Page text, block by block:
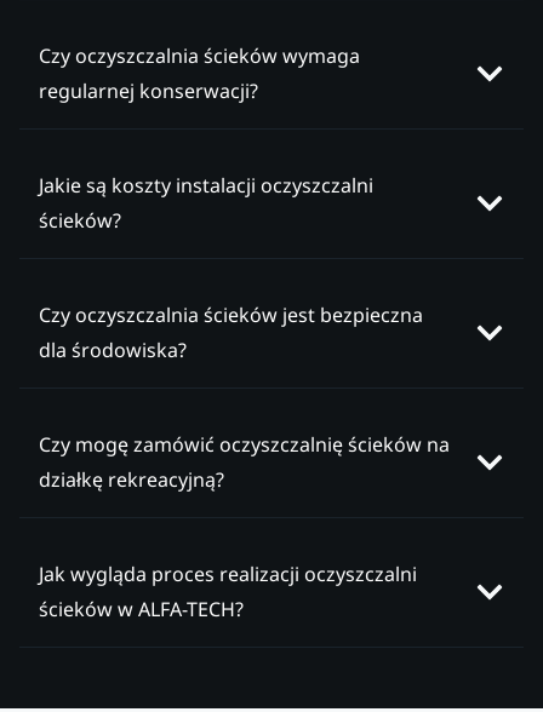
Czy oczyszczalnia ścieków wymaga
regularnej konserwacji?
Jakie są koszty instalacji oczyszczalni
ścieków?
Czy oczyszczalnia ścieków jest bezpieczna
dla środowiska?
Czy mogę zamówić oczyszczalnię ścieków na
działkę rekreacyjną?
Jak wygląda proces realizacji oczyszczalni
ścieków w ALFA-TECH?